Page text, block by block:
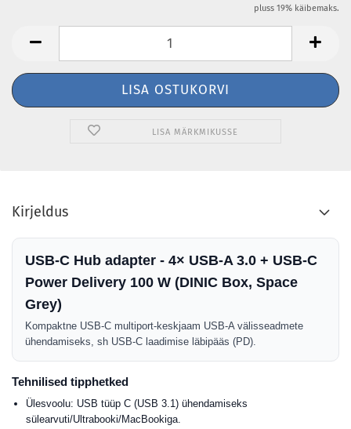
pluss 19% käibemaks.
LISA MÄRKMIKUSSE
Kirjeldus
USB-C Hub adapter - 4× USB-A 3.0 + USB-C
Power Delivery 100 W (DINIC Box, Space
Grey)
Kompaktne USB-C multiport-keskjaam USB-A välisseadmete
ühendamiseks, sh USB-C laadimise läbipääs (PD).
Tehnilised tipphetked
Ülesvoolu: USB tüüp C (USB 3.1) ühendamiseks
sülearvuti/Ultrabooki/MacBookiga.